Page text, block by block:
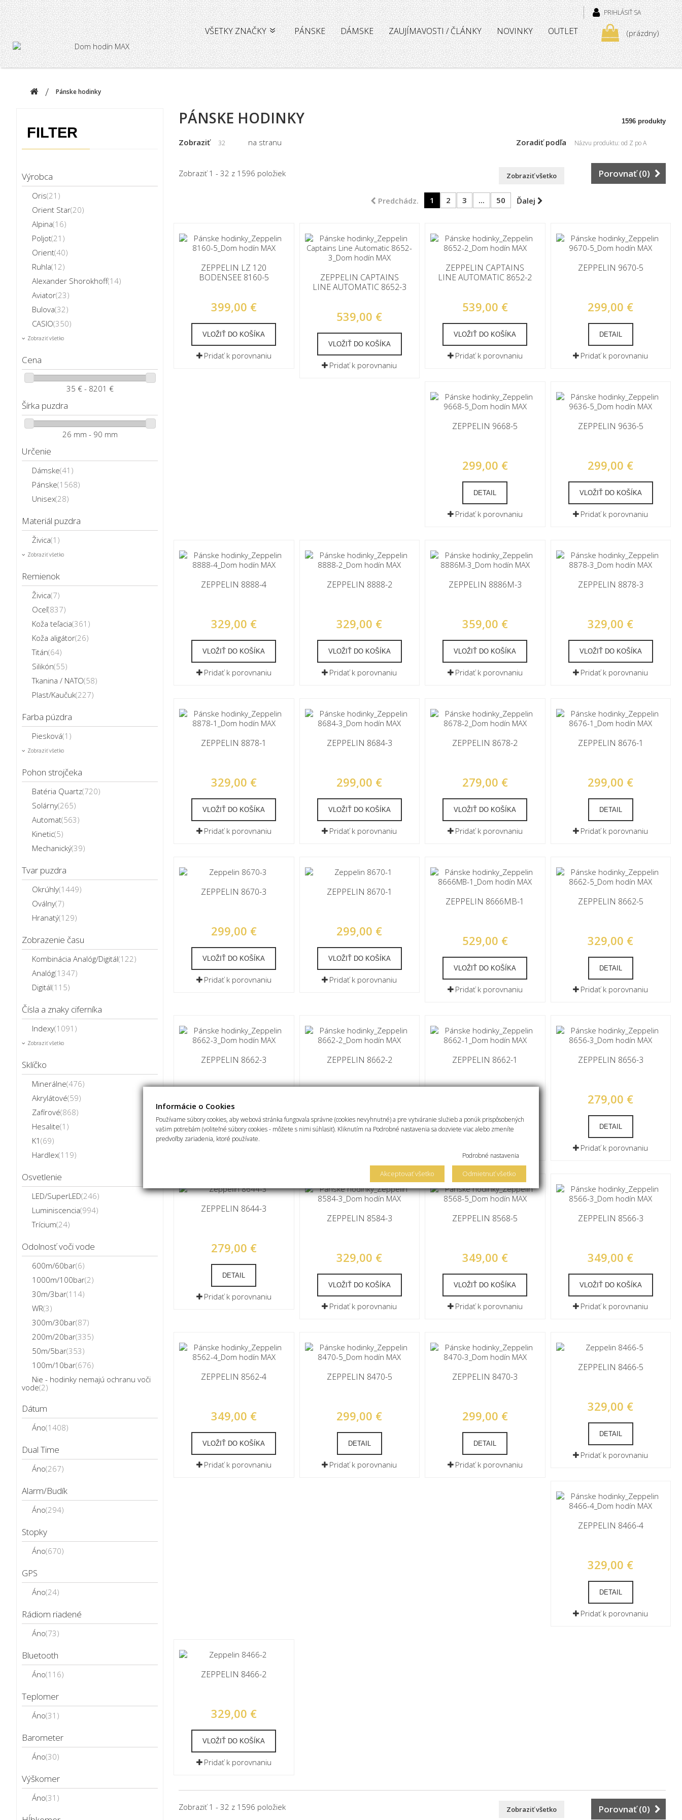
PRIHLÁSIŤ SA
VŠETKY ZNAČKY PÁNSKE DÁMSKE ZAUJÍMAVOSTI / ČLÁNKY NOVINKY OUTLET (prázdny)
Pánske hodinky
FILTER
Výrobca
Oris(21)
Orient Star(20)
Alpina(16)
Poljot(21)
Orient(40)
Ruhla(12)
Alexander Shorokhoff(14)
Aviator(23)
Bulova(32)
CASIO(350)
Zobraziť všetko
Cena
35 € - 8201 €
Šírka puzdra
26 mm - 90 mm
Určenie
Dámske(41)
Pánske(1568)
Unisex(28)
Materiál puzdra
Živica(1)
Zobraziť všetko
Remienok
Živica(7)
Oceľ(837)
Koža teľacia(361)
Koža aligátor(26)
Titán(64)
Silikón(55)
Tkanina / NATO(58)
Plast/Kaučuk(227)
Farba púzdra
Piesková(1)
Zobraziť všetko
Pohon strojčeka
Batéria Quartz(720)
Solárny(265)
Automat(563)
Kinetic(5)
Mechanický(39)
Tvar puzdra
Okrúhly(1449)
Oválny(7)
Hranatý(129)
Zobrazenie času
Kombinácia Analóg/Digitál(122)
Analóg(1347)
Digitál(115)
Čísla a znaky ciferníka
Indexy(1091)
Zobraziť všetko
Sklíčko
Minerálne(476)
Akrylátové(59)
Zafírové(868)
Hesalite(1)
K1 (69)
Hardlex(119)
Osvetlenie
LED/SuperLED(246)
Luminiscencia(994)
Trícium(24)
Odolnosť voči vode
600m/60bar(6)
1000m/100bar(2)
30m/3bar(114)
WR(3)
300m/30bar(87)
200m/20bar(335)
50m/5bar(353)
100m/10bar(676)
Nie - hodinky nemajú ochranu voči
vode(2)
Dátum
Áno(1408)
Dual Time
Áno(267)
Alarm/Budík
Áno(294)
Stopky
Áno(670)
GPS
Áno(24)
Rádiom riadené
Áno(73)
Bluetooth
Áno(116)
Teplomer
Áno(31)
Barometer
Áno(30)
Výškomer
Áno(31)
PÁNSKE HODINKY 1596 produkty
Zoradiť podľa Názvu produktu: od Z po A
Zobraziť 32 na stranu
Porovnať (0)
Zobraziť všetko
Predchádz. 1 2 3 ... 50 Ďalej
Zobraziť 1 - 32 z 1596 položiek
ZEPPELIN LZ 120
BODENSEE 8160-5
399,00 €
VLOŽIŤ DO KOŠÍKA
Pridať k porovnaniu
ZEPPELIN CAPTAINS
LINE AUTOMATIC 8652-3
539,00 €
VLOŽIŤ DO KOŠÍKA
Pridať k porovnaniu
ZEPPELIN CAPTAINS
LINE AUTOMATIC 8652-2
539,00 €
VLOŽIŤ DO KOŠÍKA
Pridať k porovnaniu
ZEPPELIN 9670-5
299,00 €
DETAIL
Pridať k porovnaniu
ZEPPELIN 9668-5
299,00 €
DETAIL
Pridať k porovnaniu
ZEPPELIN 9636-5
299,00 €
VLOŽIŤ DO KOŠÍKA
Pridať k porovnaniu
ZEPPELIN 8888-4
329,00 €
VLOŽIŤ DO KOŠÍKA
Pridať k porovnaniu
ZEPPELIN 8888-2
329,00 €
VLOŽIŤ DO KOŠÍKA
Pridať k porovnaniu
ZEPPELIN 8886M-3
359,00 €
VLOŽIŤ DO KOŠÍKA
Pridať k porovnaniu
ZEPPELIN 8878-3
329,00 €
VLOŽIŤ DO KOŠÍKA
Pridať k porovnaniu
ZEPPELIN 8878-1
329,00 €
VLOŽIŤ DO KOŠÍKA
Pridať k porovnaniu
ZEPPELIN 8684-3
299,00 €
VLOŽIŤ DO KOŠÍKA
Pridať k porovnaniu
ZEPPELIN 8678-2
279,00 €
VLOŽIŤ DO KOŠÍKA
Pridať k porovnaniu
ZEPPELIN 8676-1
299,00 €
DETAIL
Pridať k porovnaniu
ZEPPELIN 8670-3
299,00 €
VLOŽIŤ DO KOŠÍKA
Pridať k porovnaniu
ZEPPELIN 8670-1
299,00 €
VLOŽIŤ DO KOŠÍKA
Pridať k porovnaniu
ZEPPELIN 8666MB-1
529,00 €
VLOŽIŤ DO KOŠÍKA
Pridať k porovnaniu
ZEPPELIN 8662-5
329,00 €
DETAIL
Pridať k porovnaniu
ZEPPELIN 8662-3
DETAIL
ZEPPELIN 8662-2
DETAIL
ZEPPELIN 8662-1
VLOŽIŤ DO KOŠÍKA
ZEPPELIN 8656-3
279,00 €
DETAIL
Pridať k porovnaniu
ZEPPELIN 8644-3
279,00 €
DETAIL
Pridať k porovnaniu
ZEPPELIN 8584-3
329,00 €
VLOŽIŤ DO KOŠÍKA
Pridať k porovnaniu
ZEPPELIN 8568-5
349,00 €
VLOŽIŤ DO KOŠÍKA
Pridať k porovnaniu
ZEPPELIN 8566-3
349,00 €
VLOŽIŤ DO KOŠÍKA
Pridať k porovnaniu
ZEPPELIN 8562-4
349,00 €
VLOŽIŤ DO KOŠÍKA
Pridať k porovnaniu
ZEPPELIN 8470-5
299,00 €
DETAIL
Pridať k porovnaniu
ZEPPELIN 8470-3
299,00 €
DETAIL
Pridať k porovnaniu
ZEPPELIN 8466-5
329,00 €
DETAIL
Pridať k porovnaniu
ZEPPELIN 8466-4
329,00 €
DETAIL
Pridať k porovnaniu
ZEPPELIN 8466-2
329,00 €
VLOŽIŤ DO KOŠÍKA
Pridať k porovnaniu
Porovnať (0)
Zobraziť všetko
Zobraziť 1 - 32 z 1596 položiek
Informácie o Cookies
Používame súbory cookies, aby webová stránka fungovala správne (cookies nevyhnutné) a pre vytváranie služieb a ponúk prispôsobených
vašim potrebám (voliteľné súbory cookies - môžete s nimi súhlasiť). Kliknutím na Podrobné nastavenia sa dozviete viac alebo zmeníte
predvoľby zariadenia, ktoré používate.
Podrobné nastavenia
Akceptovať všetko Odmietnuť všetko